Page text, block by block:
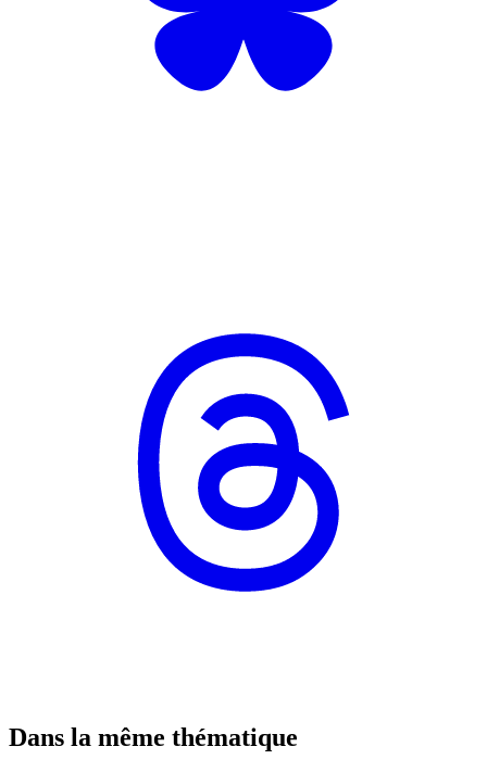
Dans la même thématique